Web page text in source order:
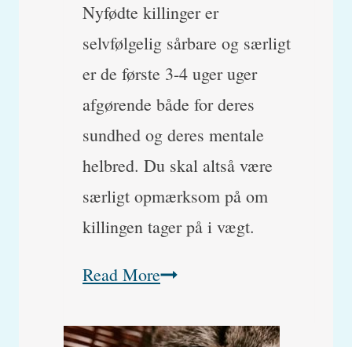
Nyfødte killinger er
selvfølgelig sårbare og særligt
er de første 3-4 uger uger
afgørende både for deres
sundhed og deres mentale
helbred. Du skal altså være
særligt opmærksom på om
killingen tager på i vægt.
Read MoreKilling
ikke